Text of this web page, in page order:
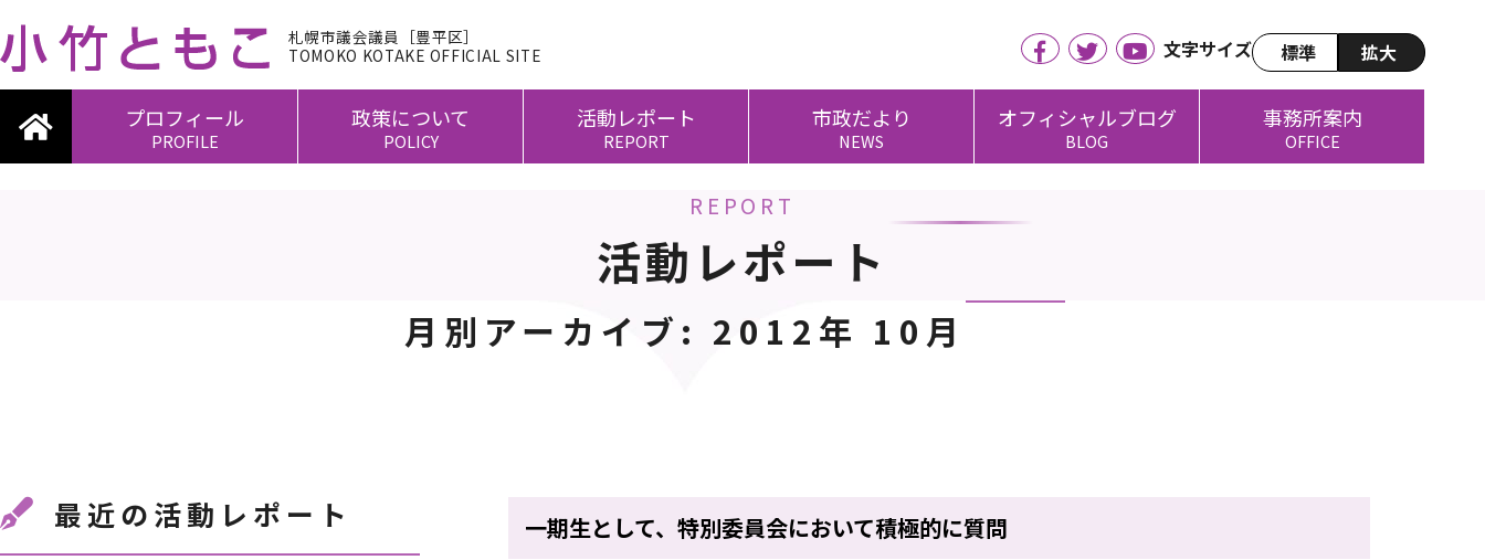
札幌市議会議員［豊平区］
TOMOKO KOTAKE OFFICIAL SITE
文字サイズ 標準 拡大
プロフィール
PROFILE
政策について
POLICY
活動レポート
REPORT
市政だより
NEWS
オフィシャルブログ
BLOG
事務所案内
OFFICE
REPORT
活動レポート
月別アーカイブ: 2012年 10月
一期生として、特別委員会において積極的に質問
最近の活動レポート